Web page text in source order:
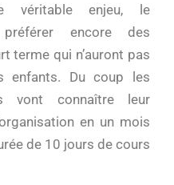
véritable enjeu, le
préférer encore des
terme qui n’auront pas
enfants. Du coup les
vont connaître leur
en un mois
de 10 jours de cours